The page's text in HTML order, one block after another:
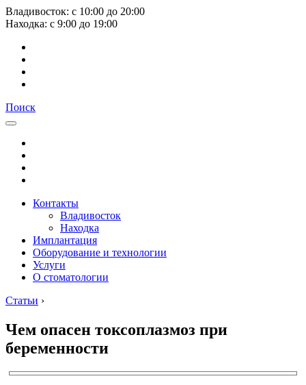
Владивосток: с 10:00 до 20:00
Находка: с 9:00 до 19:00
Поиск
Контакты
Владивосток
Находка
Имплантация
Оборудование и технологии
Услуги
О стоматологии
Статьи ›
Чем опасен токсоплазмоз при
беременности